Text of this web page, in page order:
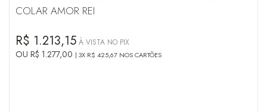
COLAR AMOR REI
R$ 1.213,15 À VISTA NO PIX
OU R$ 1.277,00 3X R$ 425,67 NOS CARTÕES